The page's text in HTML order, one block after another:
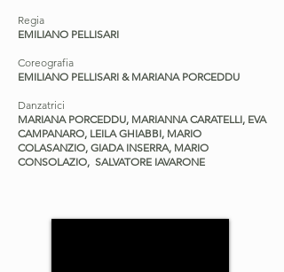
Regia
EMILIANO PELLISARI
Coreografia
EMILIANO PELLISARI & MARIANA PORCEDDU
Danzatrici
MARIANA PORCEDDU, MARIANNA CARATELLI, EVA
CAMPANARO, LEILA GHIABBI, MARIO
COLASANZIO, GIADA INSERRA, MARIO
CONSOLAZIO, SALVATORE IAVARONE